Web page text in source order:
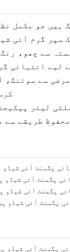
ہیں جو مکمل
گرم آئی
سے چھو،
لیے انتہائی
لیئر
طریقے سے